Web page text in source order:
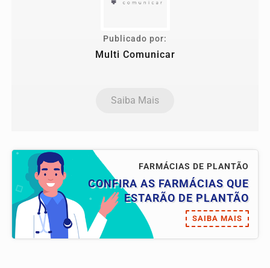
Publicado por:
Multi Comunicar
Saiba Mais
FARMÁCIAS DE PLANTÃO
CONFIRA AS FARMÁCIAS QUE
ESTARÃO DE PLANTÃO
SAIBA MAIS